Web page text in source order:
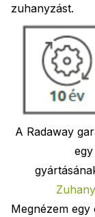
zuhanyzást.
A Radaway
Megnézem